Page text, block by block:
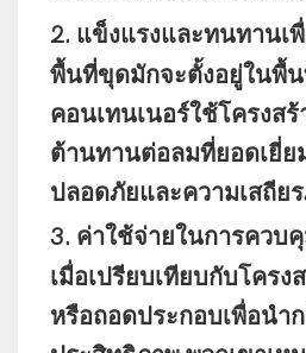
2. แข็งแรงและทนทานเ
พื้นที่ขุดมักจะตั้งอยู่ในพื้
คอนเทนเนอร์ใช้โครงส
ต้านทานต่อลมที่ยอดเยี่
ปลอดภัยและความเสถีย
3. ค่าใช้จ่ายในการควบ
เมื่อเปรียบเทียบกับโคร
หรือถอดประกอบเพื่อนำ